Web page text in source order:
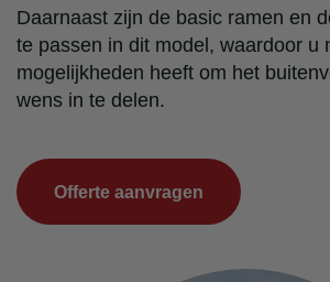
Daarnaast zijn de basic ramen en
te passen in dit model, waardoor u
mogelijkheden heeft om het
wens in te delen.
Offerte aanvragen